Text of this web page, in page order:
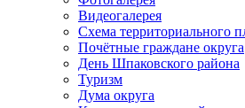
Видеогалерея
Схема территориального
Почётные граждане округа
День Шпаковского района
Туризм
Дума округа